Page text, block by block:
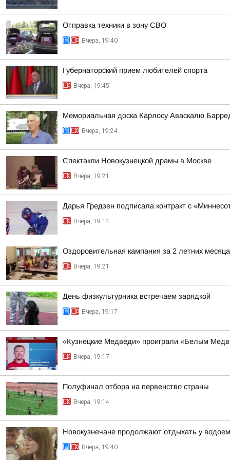
Отправка техники в зону СВО
Вчера, 19:40
Губернаторский прием любителей спорта
Вчера, 19:45
Мемориальная доска Карлосу Аваскалю
Вчера, 19:24
Спектакли Новокузнецкой драмы в Москве
Вчера, 19:21
Дарья Гредзен подписала контракт с
Вчера, 19:14
Оздоровительная кампания за 2 летних месяца
Вчера, 19:21
День физкультурника встречаем зарядкой
Вчера, 19:17
«Кузнецкие Медведи» проиграли «Белым
Вчера, 19:17
Полуфинал отбора на первенство страны
Вчера, 19:14
Новокузнечане продолжают отдыхать у
Вчера, 19:40